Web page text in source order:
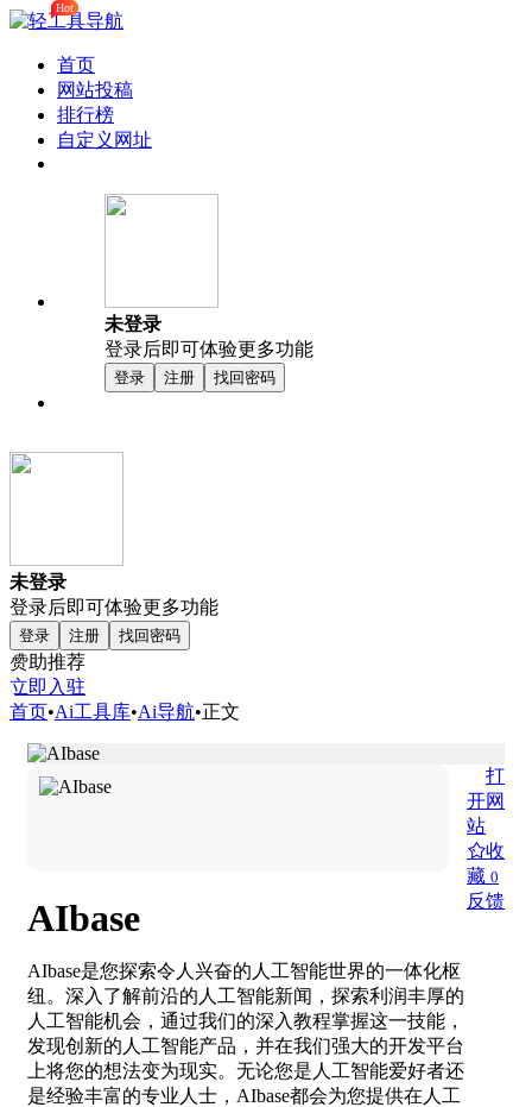
首页
网站投稿
排行榜
Hot
自定义网址
未登录
登录后即可体验更多功能
登录 注册 找回密码
未登录
登录后即可体验更多功能
登录 注册 找回密码
赞助推荐
立即入驻
首页•Ai工具库•Ai导航•正文
AIbase
AIbase是您探索令人兴奋的人工智能世界的一体化枢
纽。深入了解前沿的人工智能新闻，探索利润丰厚的
人工智能机会，通过我们的深入教程掌握这一技能，
发现创新的人工智能产品，并在我们强大的开发平台
上将您的想法变为现实。无论您是人工智能爱好者还
是经验丰富的专业人士，AIbase都会为您提供在人工
打
开网
站
收
藏 0
反馈